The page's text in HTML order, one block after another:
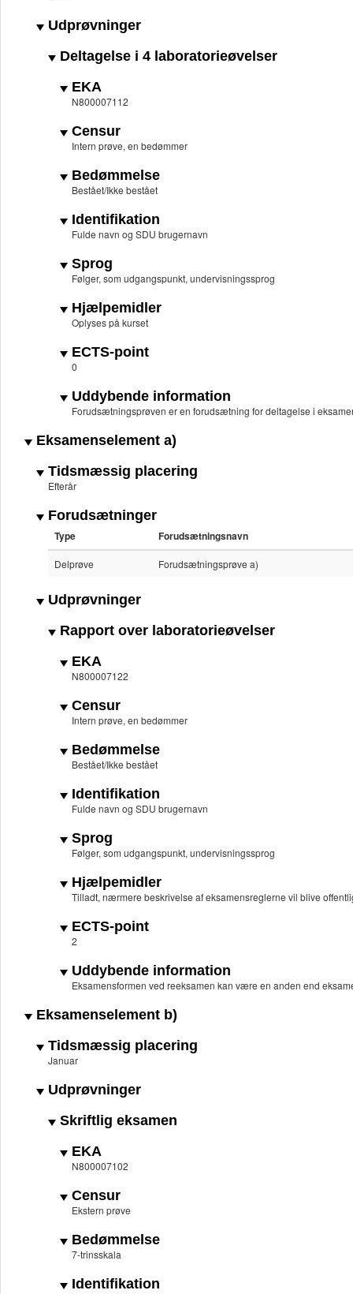
Udprøvninger
Deltagelse i 4 laboratorieøvelser
EKA
N800007112
Censur
Intern prøve, en bedømmer
Bedømmelse
Bestået/Ikke bestået
Identifikation
Fulde navn og SDU brugernavn
Sprog
Følger, som udgangspunkt, undervisningssprog
Hjælpemidler
Oplyses på kurset
ECTS-point
0
Uddybende information
Forudsætningsprøven er en forudsætning for deltagelse i
Eksamenselement a)
Tidsmæssig placering
Efterår
Forudsætninger
Type Forudsætningsnavn
Delprøve Forudsætningsprøve a)
Udprøvninger
Rapport over laboratorieøvelser
EKA
N800007122
Censur
Intern prøve, en bedømmer
Bedømmelse
Bestået/Ikke bestået
Identifikation
Fulde navn og SDU brugernavn
Sprog
Følger, som udgangspunkt, undervisningssprog
Hjælpemidler
Tilladt, nærmere beskrivelse af eksamensreglerne vil blive
ECTS-point
2
Uddybende information
Eksamensformen ved reeksamen kan være en anden end
Eksamenselement b)
Tidsmæssig placering
Januar
Udprøvninger
Skriftlig eksamen
EKA
N800007102
Censur
Ekstern prøve
Bedømmelse
7-trinsskala
Identifikation